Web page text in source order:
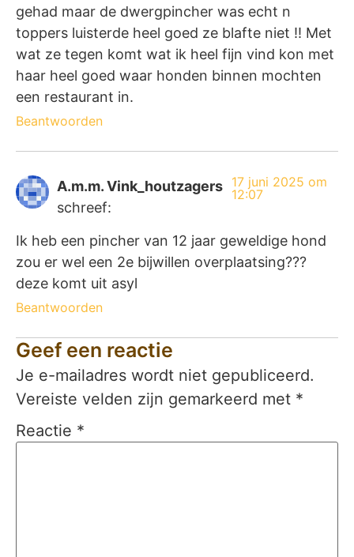
gehad maar de dwergpincher was echt n
toppers luisterde heel goed ze blafte niet !! Met
wat ze tegen komt wat ik heel fijn vind kon met
haar heel goed waar honden binnen mochten
een restaurant in.
Beantwoorden
A.m.m. Vink_houtzagers
schreef:
17 juni 2025 om
12:07
Ik heb een pincher van 12 jaar geweldige hond
zou er wel een 2e bijwillen overplaatsing???
deze komt uit asyl
Beantwoorden
Geef een reactie
Je e-mailadres wordt niet gepubliceerd.
Vereiste velden zijn gemarkeerd met *
Reactie *